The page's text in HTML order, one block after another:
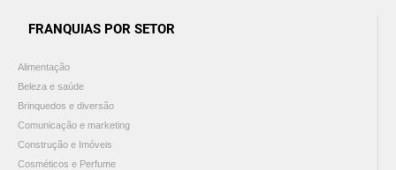
FRANQUIAS POR SETOR
Alimentação
Beleza e saúde
Brinquedos e diversão
Comunicação e marketing
Construção e Imóveis
Cosméticos e Perfume